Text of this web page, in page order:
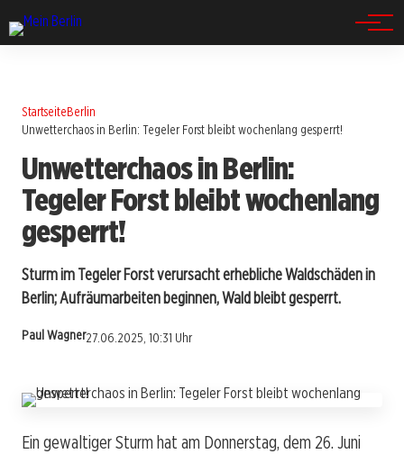
StartseiteBerlin
Unwetterchaos in Berlin: Tegeler Forst bleibt wochenlang gesperrt!
Unwetterchaos in Berlin:
Tegeler Forst bleibt wochenlang
gesperrt!
Sturm im Tegeler Forst verursacht erhebliche Waldschäden in
Berlin; Aufräumarbeiten beginnen, Wald bleibt gesperrt.
Paul Wagner27.06.2025, 10:31 Uhr
Ein gewaltiger Sturm hat am Donnerstag, dem 26. Juni